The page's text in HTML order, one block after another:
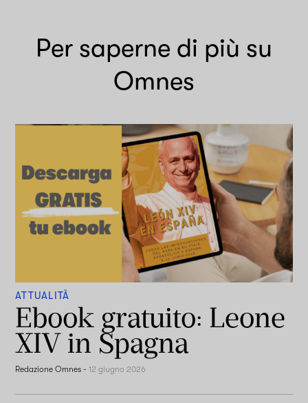
Per saperne di più su
Omnes
ATTUALITÀ
Ebook gratuito: Leone
XIV in Spagna
Redazione Omnes -12 giugno 2026